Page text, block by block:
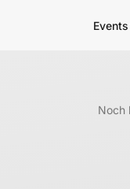
Events
Noch